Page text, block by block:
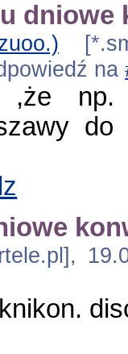
dniowe
na
,że np.
do